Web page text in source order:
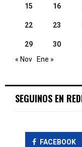
15 16
22 23
29 30
« Nov
Ene »
SEGUINOS EN
FACEBOOK